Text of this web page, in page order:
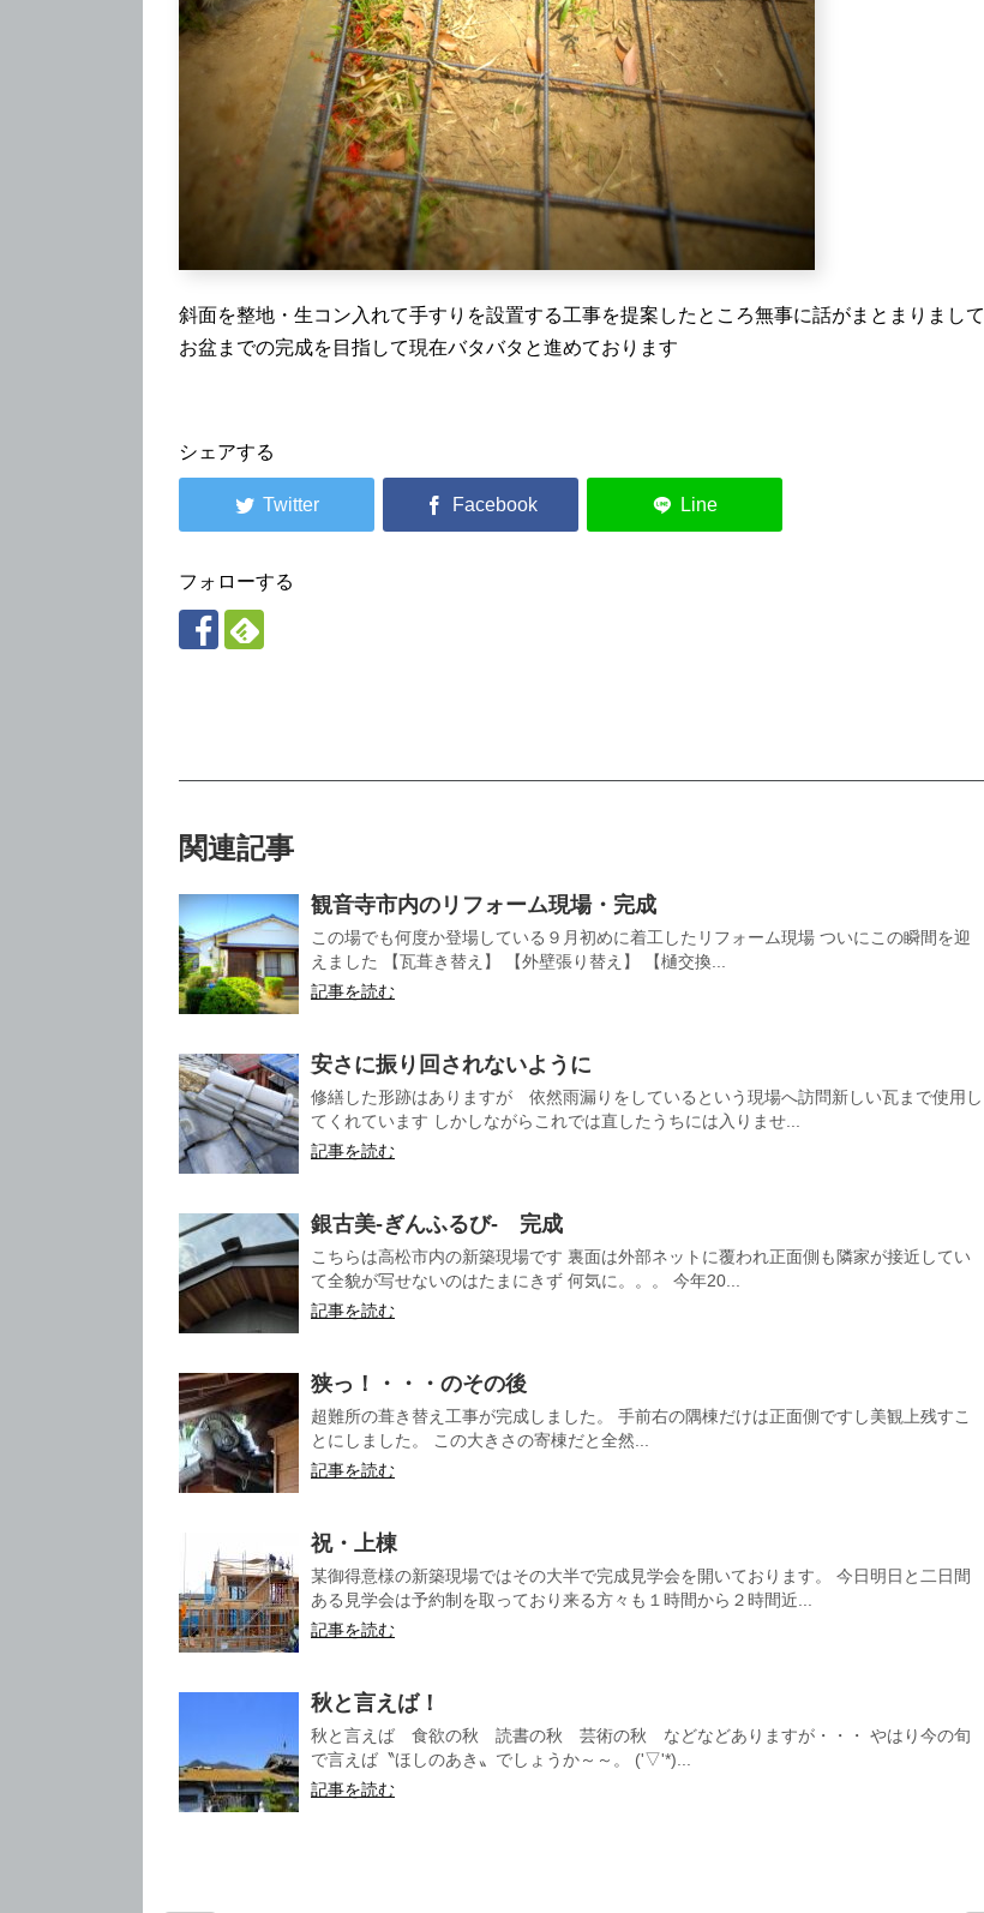
斜面を整地・生コン入れて手すりを設置する工事を提案したところ無事に話がまとまりまして
お盆までの完成を目指して現在バタバタと進めております
シェアする
フォローする
関連記事
観音寺市内のリフォーム現場・完成
この場でも何度か登場している９月初めに着工したリフォーム現場 ついにこの瞬間を迎
えました 【瓦葺き替え】 【外壁張り替え】 【樋交換...
記事を読む
安さに振り回されないように
修繕した形跡はありますが 依然雨漏りをしているという現場へ訪問新しい瓦まで使用し
てくれています しかしながらこれでは直したうちには入りませ...
記事を読む
銀古美-ぎんふるび- 完成
こちらは高松市内の新築現場です 裏面は外部ネットに覆われ正面側も隣家が接近してい
て全貌が写せないのはたまにきず 何気に。。。 今年20...
記事を読む
狭っ！・・・のその後
超難所の葺き替え工事が完成しました。 手前右の隅棟だけは正面側ですし美観上残すこ
とにしました。 この大きさの寄棟だと全然...
記事を読む
祝・上棟
某御得意様の新築現場ではその大半で完成見学会を開いております。 今日明日と二日間
ある見学会は予約制を取っており来る方々も１時間から２時間近...
記事を読む
秋と言えば！
秋と言えば 食欲の秋 読書の秋 芸術の秋 などなどありますが・・・ やはり今の旬
で言えば〝ほしのあき〟でしょうか～～。 ('▽'*)...
記事を読む